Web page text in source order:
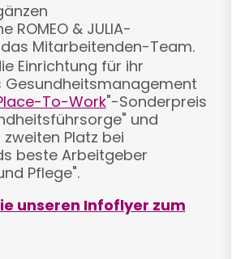
ROMEO & JULIA-
Mitarbeitenden-Team.
Einrichtung für ihr
Gesundheitsmanagement
To-Work"-Sonderpreis
und
Platz bei
beste Arbeitgeber
Pflege".
unseren Infoflyer zum